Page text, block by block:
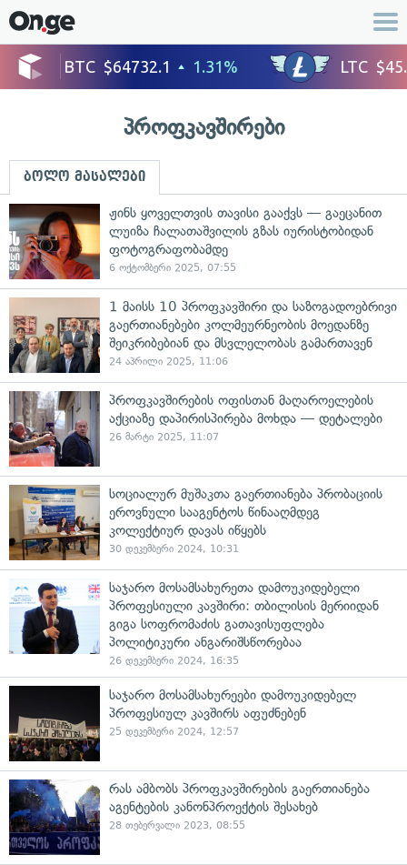
პროფკავშირები
ბოლო მასალები
ჟინს ყოველთვის თავისი გააქვს — გაეცანით
ლუიზა ჩალათაშვილის გზას იურისტობიდან
ფოტოგრაფობამდე
6 ოქტომბერი 2025, 07:55
1 მაისს 10 პროფკავშირი და საზოგადოებრივი
გაერთიანებები კოლმეურნეობის მოედანზე
შეიკრიბებიან და მსვლელობას გამართავენ
24 აპრილი 2025, 11:06
პროფკავშირების ოფისთან მაღაროელების
აქციაზე დაპირისპირება მოხდა — დეტალები
26 მარტი 2025, 11:07
სოციალურ მუშაკთა გაერთიანება პრობაციის
ეროვნული სააგენტოს წინააღმდეგ
კოლექტიურ დავას იწყებს
30 დეკემბერი 2024, 10:31
საჯარო მოსამსახურეთა დამოუკიდებელი
პროფესიული კავშირი: თბილისის მერიიდან
გიგა სოფრომაძის გათავისუფლება
პოლიტიკური ანგარიშსწორებაა
26 დეკემბერი 2024, 16:35
საჯარო მოსამსახურეები დამოუკიდებელ
პროფესიულ კავშირს აფუძნებენ
25 დეკემბერი 2024, 12:57
რას ამბობს პროფკავშირების გაერთიანება
აგენტების კანონპროექტის შესახებ
28 თებერვალი 2023, 08:55